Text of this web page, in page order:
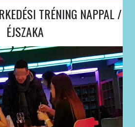
TRÉNING NAPPAL /
ÉJSZAKA